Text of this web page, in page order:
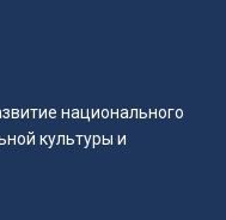
национального
культуры и